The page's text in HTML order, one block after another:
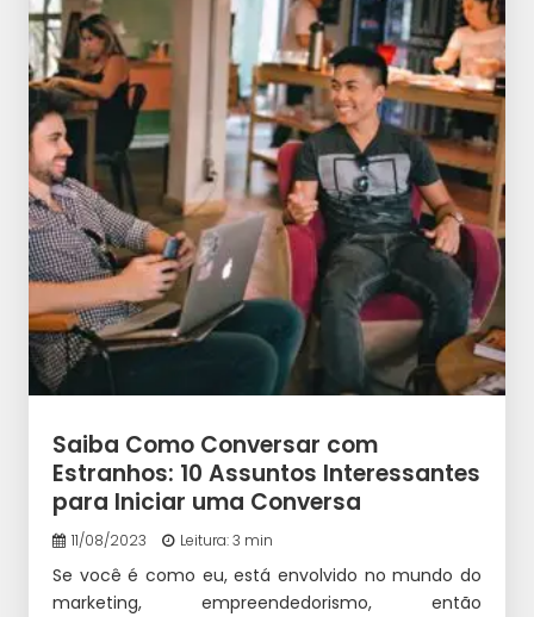
Saiba Como Conversar com
Estranhos: 10 Assuntos Interessantes
para Iniciar uma Conversa
11/08/2023 Leitura: 3 min
Se você é como eu, está envolvido no mundo do
marketing, empreendedorismo, então